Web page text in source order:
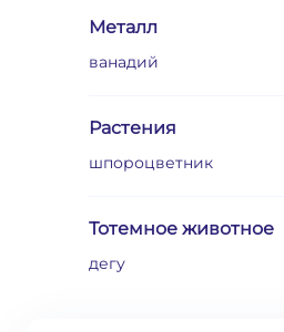
Металл
ванадий
Растения
шпороцветник
Тотемное животное
дегу